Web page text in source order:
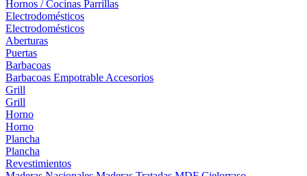
Hornos / Cocinas Parrillas
Electrodomésticos
Electrodomésticos
Aberturas
Puertas
Barbacoas
Barbacoas Empotrable Accesorios
Grill
Grill
Horno
Horno
Plancha
Plancha
Revestimientos